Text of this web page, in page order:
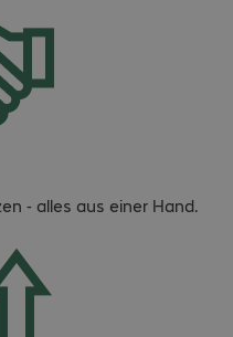
- alles aus einer Hand.